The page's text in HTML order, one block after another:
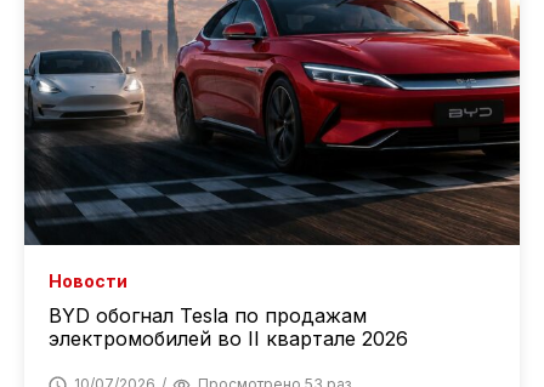
Новости
BYD обогнал Tesla по продажам
электромобилей во II квартале 2026